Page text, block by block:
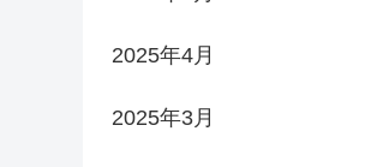
2025年4月
2025年3月